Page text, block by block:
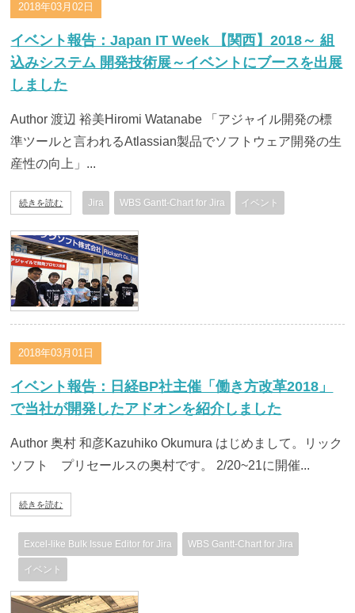
2018年03月02日
イベント報告：Japan IT Week 【関西】2018～ 組
込みシステム 開発技術展～イベントにブースを出展
しました
Author 渡辺 裕美Hiromi Watanabe 「アジャイル開発の標
準ツールと言われるAtlassian製品でソフトウェア開発の生
産性の向上」...
続きを読む Jira WBS Gantt-Chart for Jira イベント
2018年03月01日
イベント報告：日経BP社主催「働き方改革2018」
で当社が開発したアドオンを紹介しました
Author 奥村 和彦Kazuhiko Okumura はじめまして。リック
ソフト プリセールスの奥村です。 2/20~21に開催...
続きを読む
Excel-like Bulk Issue Editor for Jira WBS Gantt-Chart for Jira
イベント